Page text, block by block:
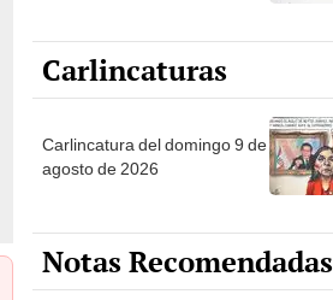
Carlincaturas
Carlincatura del domingo 9 de
agosto de 2026
Notas Recomendadas